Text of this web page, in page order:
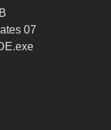
07